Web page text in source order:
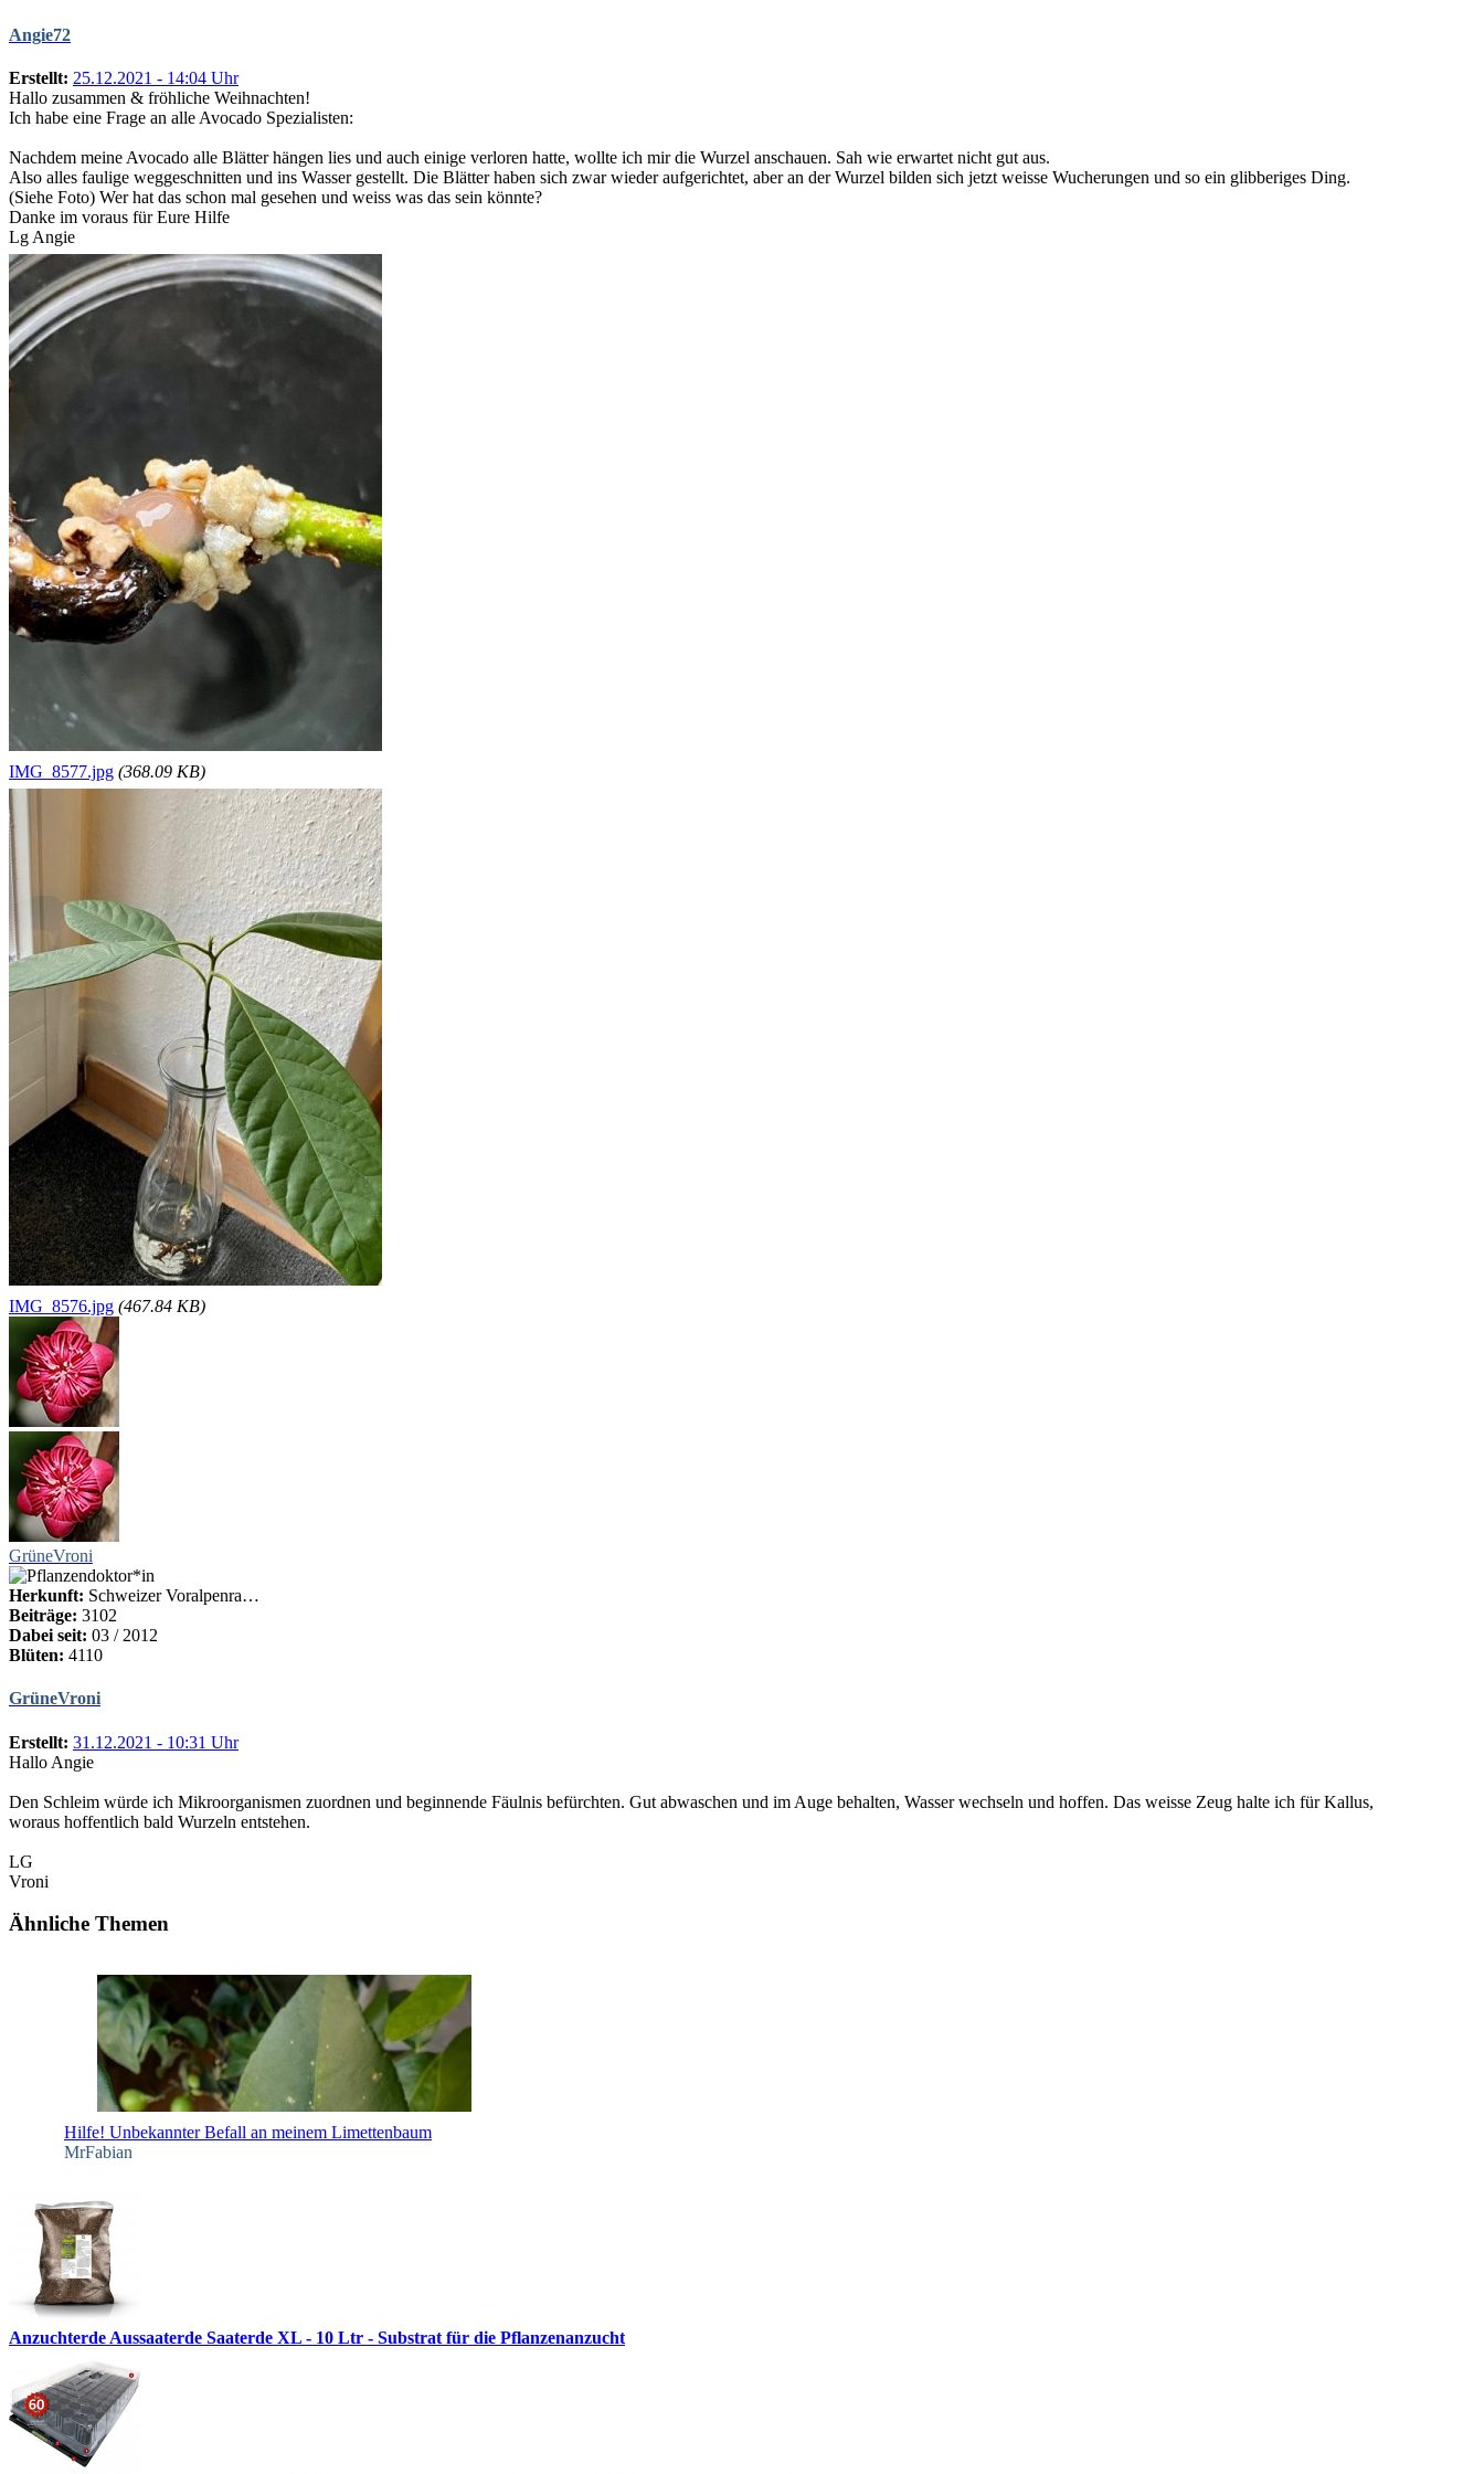
Angie72
Erstellt: 25.12.2021 - 14:04 Uhr
Hallo zusammen & fröhliche Weihnachten!
Ich habe eine Frage an alle Avocado Spezialisten:
Nachdem meine Avocado alle Blätter hängen lies und auch einige verloren hatte, wollte ich mir die Wurzel anschauen. Sah wie erwartet nicht gut aus.
Also alles faulige weggeschnitten und ins Wasser gestellt. Die Blätter haben sich zwar wieder aufgerichtet, aber an der Wurzel bilden sich jetzt weisse Wucherungen und so ein glibberiges Ding.
(Siehe Foto) Wer hat das schon mal gesehen und weiss was das sein könnte?
Danke im voraus für Eure Hilfe
Lg Angie
IMG_8577.jpg (368.09 KB)
IMG_8576.jpg (467.84 KB)
GrüneVroni
Herkunft: Schweizer Voralpenra…
Beiträge: 3102
Dabei seit: 03 / 2012
Blüten: 4110
GrüneVroni
Erstellt: 31.12.2021 - 10:31 Uhr
Hallo Angie
Den Schleim würde ich Mikroorganismen zuordnen und beginnende Fäulnis befürchten. Gut abwaschen und im Auge behalten, Wasser wechseln und hoffen. Das weisse Zeug halte ich für Kallus,
woraus hoffentlich bald Wurzeln entstehen.
LG
Vroni
Ähnliche Themen
Hilfe! Unbekannter Befall an meinem Limettenbaum
MrFabian
Anzuchterde Aussaaterde Saaterde XL - 10 Ltr - Substrat für die Pflanzenanzucht